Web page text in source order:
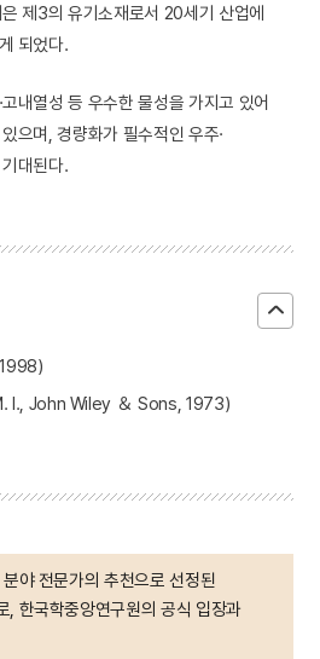
제3의 유기소재로서 20세기 산업에
되었다.
내열성 등 우수한 물성을 가지고 있어
으며, 경량화가 필수적인 우주·
대된다.
1998)
I., John Wiley ＆ Sons, 1973)
야 전문가의 추천으로 선정된
, 한국학중앙연구원의 공식 입장과